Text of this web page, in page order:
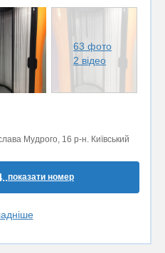
63 фото
2 відео
Мудрого, 16 р-н. Київський
показати номер